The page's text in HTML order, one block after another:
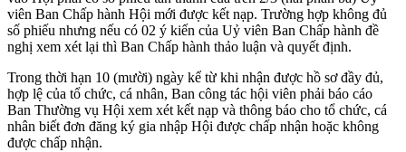
viên Ban Chấp hành Hội mới được kết nạp. Trường hợp không đủ
số phiếu nhưng nếu có 02 ý kiến của Uỷ viên Ban Chấp hành đề
nghị xem xét lại thì Ban Chấp hành thảo luận và quyết định.
Trong thời hạn 10 (mười) ngày kể từ khi nhận được hồ sơ đầy đủ,
hợp lệ của tổ chức, cá nhân, Ban công tác hội viên phải báo cáo
Ban Thường vụ Hội xem xét kết nạp và thông báo cho tổ chức, cá
nhân biết đơn đăng ký gia nhập Hội được chấp nhận hoặc không
được chấp nhận.